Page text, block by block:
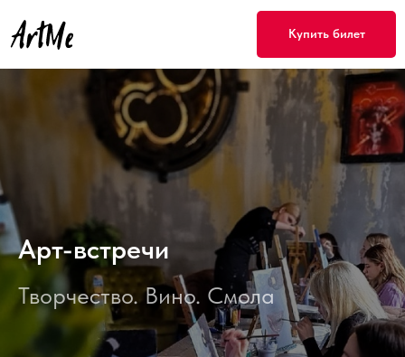
Купить билет
Арт-встречи
Творчество. Вино. Смола